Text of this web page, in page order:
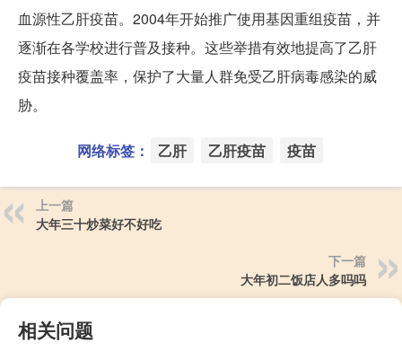
血源性乙肝疫苗。2004年开始推广使用基因重组疫苗，并
逐渐在各学校进行普及接种。这些举措有效地提高了乙肝
疫苗接种覆盖率，保护了大量人群免受乙肝病毒感染的威
胁。
网络标签： 乙肝 乙肝疫苗 疫苗
上一篇
大年三十炒菜好不好吃
下一篇
大年初二饭店人多吗吗
相关问题